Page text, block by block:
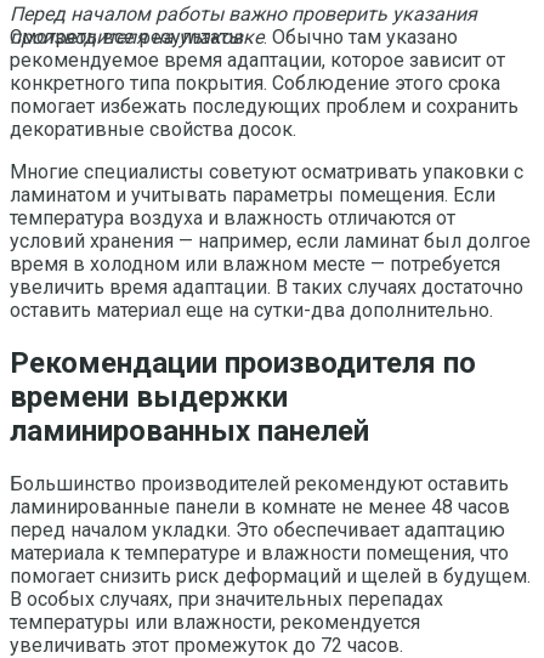
Смотреть все результаты
Перед началом работы важно проверить указания
производителя на упаковке. Обычно там указано
рекомендуемое время адаптации, которое зависит от
конкретного типа покрытия. Соблюдение этого срока
помогает избежать последующих проблем и сохранить
декоративные свойства досок.
Многие специалисты советуют осматривать упаковки с
ламинатом и учитывать параметры помещения. Если
температура воздуха и влажность отличаются от
условий хранения — например, если ламинат был долгое
время в холодном или влажном месте — потребуется
увеличить время адаптации. В таких случаях достаточно
оставить материал еще на сутки-два дополнительно.
Рекомендации производителя по
времени выдержки
ламинированных панелей
Большинство производителей рекомендуют оставить
ламинированные панели в комнате не менее 48 часов
перед началом укладки. Это обеспечивает адаптацию
материала к температуре и влажности помещения, что
помогает снизить риск деформаций и щелей в будущем.
В особых случаях, при значительных перепадах
температуры или влажности, рекомендуется
увеличивать этот промежуток до 72 часов.